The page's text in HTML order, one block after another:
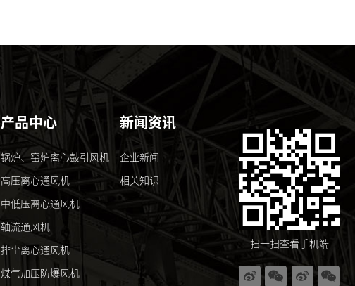
产品中心
锅炉、窑炉离心鼓引风机
高压离心通风机
中低压离心通风机
轴流通风机
排尘离心通风机
煤气加压防爆风机
新闻资讯
企业新闻
相关知识
扫一扫查看手机端